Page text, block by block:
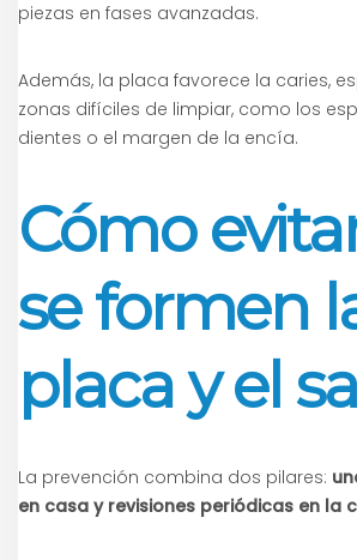
piezas en fases avanzadas.
Además, la placa favorece la caries,
zonas difíciles de limpiar, como los
dientes o el margen de la encía.
Cómo
se formen
placa y el
La prevención combina dos pilares:
en casa y revisiones periódicas en la